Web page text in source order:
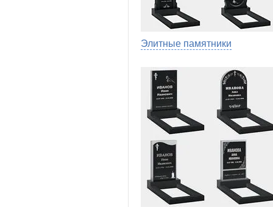
Элитные памятники